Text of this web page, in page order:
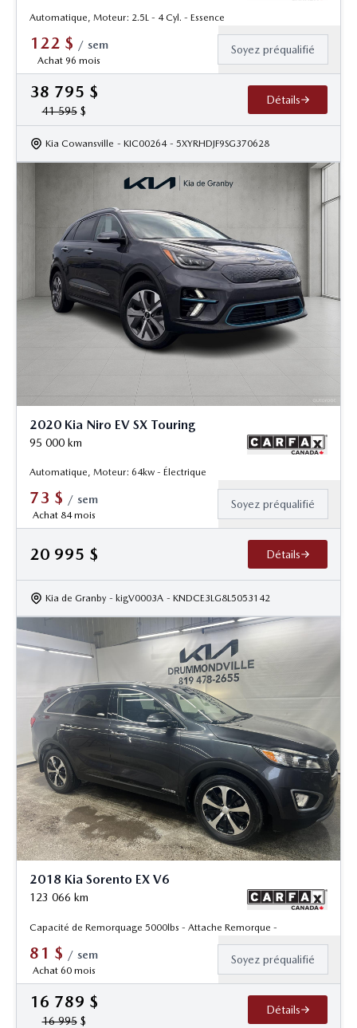
Automatique, Moteur: 2.5L - 4 Cyl. - Essence
122 $ / sem
Achat 96 mois
Soyez préqualifié
38 795 $
41 595$
Détails
Kia Cowansville - KIC00264 - 5XYRHDJF9SG370628
2020 Kia Niro EV SX Touring
95 000 km
Automatique, Moteur: 64kw - Électrique
73 $ / sem
Achat 84 mois
Soyez préqualifié
20 995 $ Détails
Kia de Granby - kigV0003A - KNDCE3LG8L5053142
2018 Kia Sorento EX V6
123 066 km
Capacité de Remorquage 5000lbs - Attache Remorque -
81 $ / sem
Achat 60 mois
Soyez préqualifié
16 789 $
16 995$
Détails